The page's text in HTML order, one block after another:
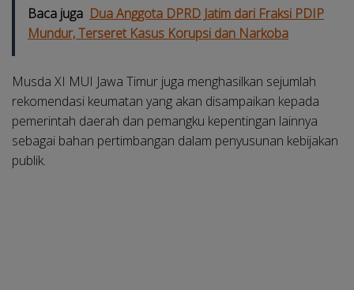
Baca juga Dua Anggota DPRD Jatim dari Fraksi PDIP
Mundur, Terseret Kasus Korupsi dan Narkoba
Musda XI MUI Jawa Timur juga menghasilkan sejumlah
rekomendasi keumatan yang akan disampaikan kepada
pemerintah daerah dan pemangku kepentingan lainnya
sebagai bahan pertimbangan dalam penyusunan kebijakan
publik.